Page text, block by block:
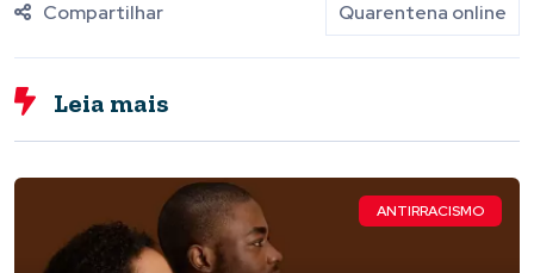
Compartilhar Quarentena online
Leia mais
ANTIRRACISMO